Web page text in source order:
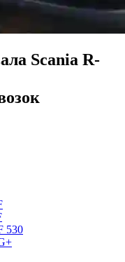
Scania R-
530